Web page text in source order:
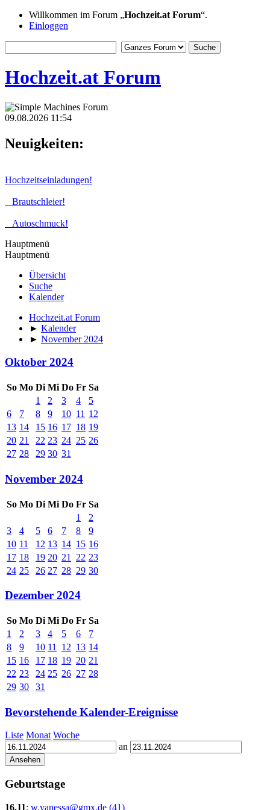
Willkommen im Forum „Hochzeit.at Forum“.
Einloggen
Hochzeit.at Forum
09.08.2026 11:54
Neuigkeiten:
Hochzeitseinladungen!
Brautschleier!
Autoschmuck!
Hauptmenü
Hauptmenü
Übersicht
Suche
Kalender
Hochzeit.at Forum
► Kalender
► November 2024
Oktober 2024
So Mo Di Mi Do Fr Sa
1
2 3 4
5
6
7 8 9 10 11 12
13 14 15 16 17 18 19
20 21 22 23 24 25 26
27 28 29 30 31
November 2024
So Mo Di Mi Do Fr Sa
1
2
3
4 5 6 7 8
9
10 11 12 13 14 15 16
17 18 19 20 21 22 23
24 25 26 27 28 29 30
Dezember 2024
So Mo Di Mi Do Fr Sa
1
2 3 4 5 6
7
8
9 10 11 12 13 14
15 16 17 18 19 20 21
22 23 24 25 26 27 28
29 30 31
Bevorstehende Kalender-Ereignisse
Liste Monat Woche
an
Geburtstage
16.11: w.vanessa@gmx.de (41)